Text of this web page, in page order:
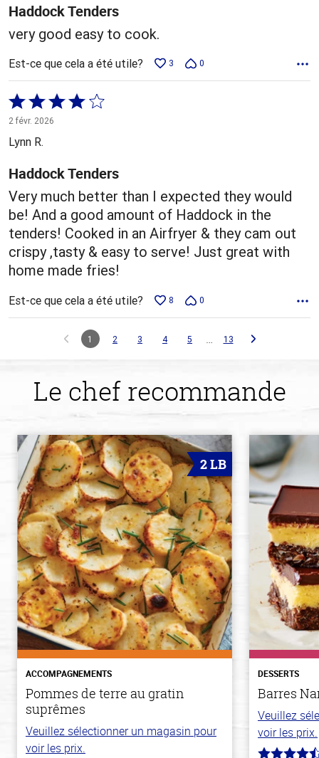
Haddock Tenders
very good easy to cook.
Est-ce que cela a été utile? 3 0
Coté
4 sur
5
2 févr. 2026
Lynn R.
Haddock Tenders
Very much better than I expected they would
be! And a good amount of Haddock in the
tenders! Cooked in an Airfryer & they cam out
crispy ,tasty & easy to serve! Just great with
home made fries!
Est-ce que cela a été utile? 8 0
1 2 3 4 5 … 13
Le chef recommande
2 LB
ACCOMPAGNEMENTS
Pommes de terre au gratin
suprêmes
Veuillez sélectionner un magasin pour
voir les prix.
DESSERTS
Barres
Veuillez
voir les prix.